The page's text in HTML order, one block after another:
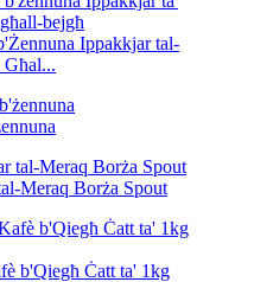
Ippakkjar tal-
Għal...
Meraq Borża Spout
b'Qiegħ Ċatt ta' 1kg